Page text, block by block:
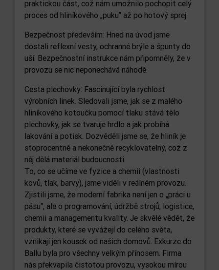
praktickou část, což nám umožnilo pochopit celý
proces od hliníkového „puku“ až po hotový sprej.
Bezpečnost především: Hned na úvod jsme
dostali reflexní vesty, ochranné brýle a špunty do
uší. Bezpečnostní instrukce nám připomněly, že v
provozu se nic neponechává náhodě.
Cesta plechovky: Fascinující byla rychlost
výrobních linek. Sledovali jsme, jak se z malého
hliníkového kotoučku pomocí tlaku stává tělo
plechovky, jak se tvaruje hrdlo a jak probíhá
lakování a potisk. Dozvěděli jsme se, že hliník je
stoprocentně a nekonečně recyklovatelný, což z
něj dělá materiál budoucnosti.
To, co se učíme ve fyzice a chemii (vlastnosti
kovů, tlak, barvy), jsme viděli v reálném provozu.
Zjistili jsme, že moderní fabrika není jen o „práci u
pásu“, ale o programování, údržbě strojů, logistice,
chemii a managementu kvality. Je skvělé vědět, že
produkty, které se vyvážejí do celého světa,
vznikají jen kousek od našich domovů. Exkurze do
Ballu byla pro všechny velkým přínosem. Firma
nás překvapila čistotou provozu, vysokou mírou